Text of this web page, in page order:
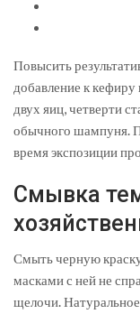
Повысить
добавление к
двух яиц, четверти
обычного шампуня.
время экспозиции
Смывка
Смыть черную
масками с ней не
щелочи.